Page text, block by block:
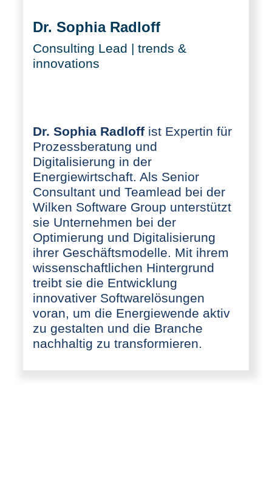
Dr. Sophia Radloff
Consulting Lead | trends &
innovations
Dr. Sophia Radloffist Expertin für
Prozessberatung und
Digitalisierung in der
Energiewirtschaft. Als Senior
Consultant und Teamlead bei der
Wilken Software Group unterstützt
sie Unternehmen bei der
Optimierung und Digitalisierung
ihrer Geschäftsmodelle. Mit ihrem
wissenschaftlichen Hintergrund
treibt sie die Entwicklung
innovativer Softwarelösungen
voran, um die Energiewende aktiv
zu gestalten und die Branche
nachhaltig zu transformieren.